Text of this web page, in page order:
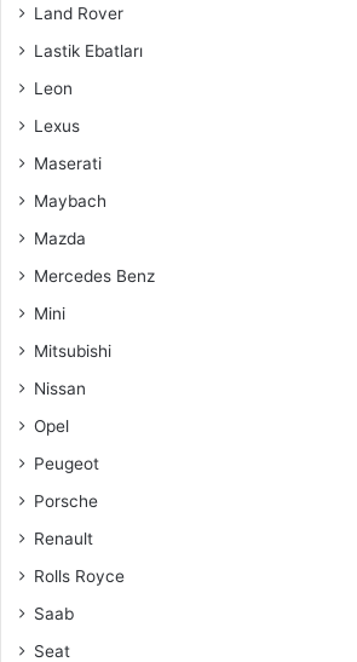
Land Rover
Lastik Ebatları
Leon
Lexus
Maserati
Maybach
Mazda
Mercedes Benz
Mini
Mitsubishi
Nissan
Opel
Peugeot
Porsche
Renault
Rolls Royce
Saab
Seat